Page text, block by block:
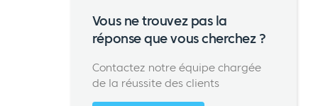
Vous ne trouvez pas la
réponse que vous cherchez ?
Contactez notre équipe chargée
de la réussite des clients